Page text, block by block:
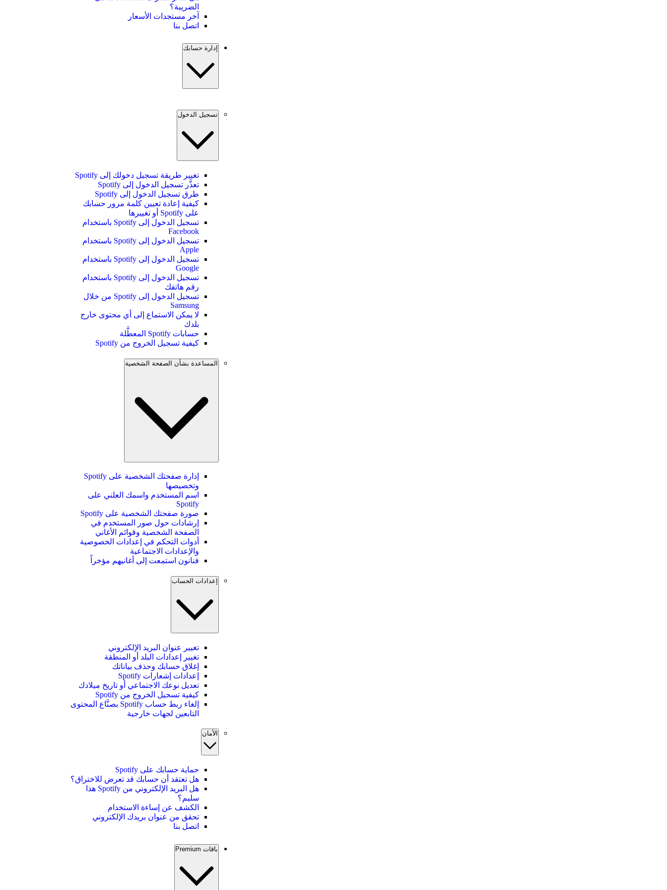
الضريبة؟
آخر مستجدات الأسعار
اتصل بنا
إدارة حسابك
تسجيل الدخول
تغيير طريقة تسجيل دخولك إلى Spotify
تعذَّر تسجيل الدخول إلى Spotify
طرق تسجيل الدخول إلى Spotify
كيفية إعادة تعيين كلمة مرور حسابك
على Spotify أو تغييرها
تسجيل الدخول إلى Spotify باستخدام
Facebook
تسجيل الدخول إلى Spotify باستخدام
Apple
تسجيل الدخول إلى Spotify باستخدام
Google
تسجيل الدخول إلى Spotify باستخدام
رقم هاتفك
تسجيل الدخول إلى Spotify من خلال
Samsung
لا يمكن الاستماع إلى أي محتوى خارج
بلدك
حسابات Spotify المعطَّلة
كيفية تسجيل الخروج من Spotify
المساعدة بشأن الصفحة الشخصية
إدارة صفحتك الشخصية على Spotify
وتخصيصها
اسم المستخدم واسمك العلني على
Spotify
صورة صفحتك الشخصية على Spotify
إرشادات حول صور المستخدم في
الصفحة الشخصية وقوائم الأغاني
أدوات التحكم في إعدادات الخصوصية
والإعدادات الاجتماعية
فنانون استمعت إلى أغانيهم مؤخراً
إعدادات الحساب
تغيير عنوان البريد الإلكتروني
تغيير إعدادات البلد أو المنطقة
إغلاق حسابك وحذف بياناتك
إعدادات إشعارات Spotify
تعديل نوعك الاجتماعي أو تاريخ ميلادك
كيفية تسجيل الخروج من Spotify
إلغاء ربط حساب Spotify بصنَّاع المحتوى
التابعين لجهات خارجية
الأمان
حماية حسابك على Spotify
هل تعتقد أن حسابك قد تعرض للاختراق؟
هل البريد الإلكتروني من Spotify هذا
سليم؟
الكشف عن إساءة الاستخدام
تحقق من عنوان بريدك الإلكتروني
اتصل بنا
باقات Premium